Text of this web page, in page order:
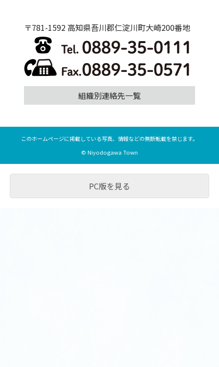
〒781-1592 高知県吾川郡仁淀川町大崎200番地
組織別連絡先一覧
このホームページに掲載している写真、情報などの無断転載を禁じます。
© Niyodogawa Town
PC版を見る